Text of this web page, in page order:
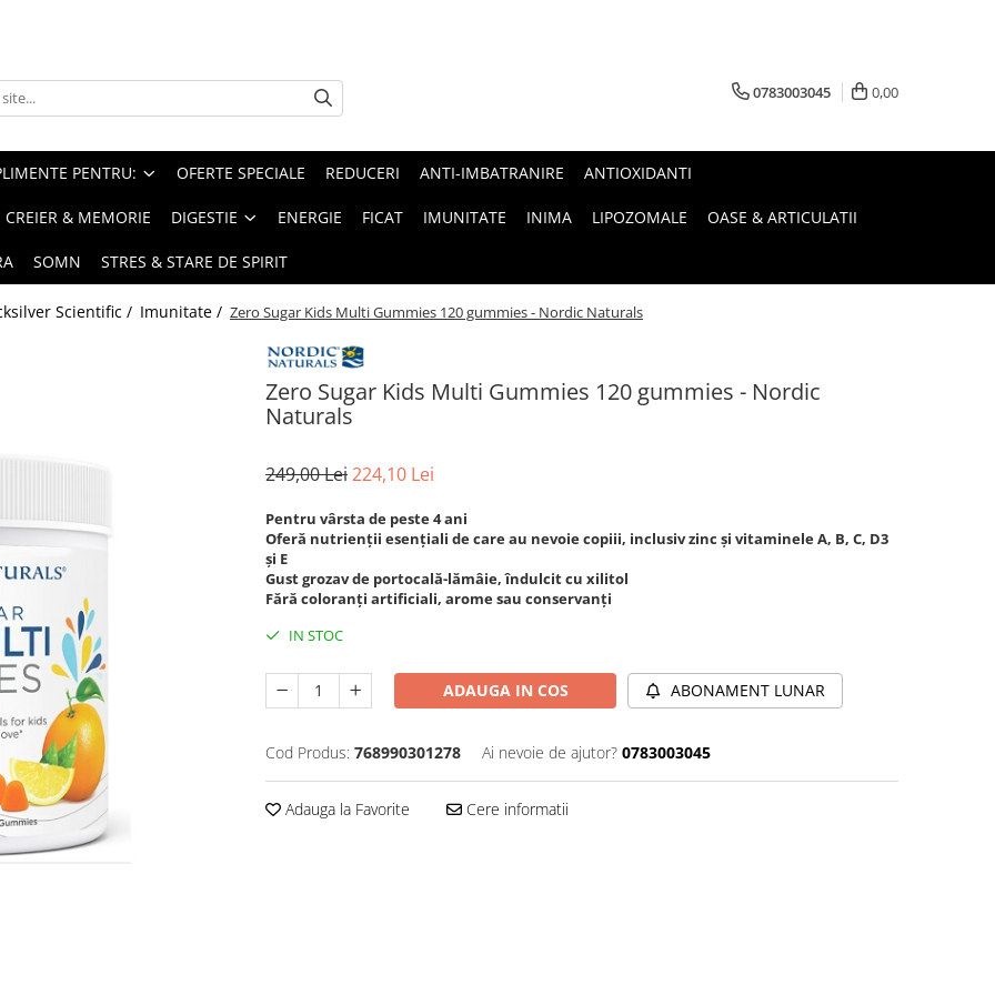
0783003045 0,00
PENTRU: OFERTE SPECIALE REDUCERI ANTI-IMBATRANIRE ANTIOXIDANTI
CREIER & MEMORIE DIGESTIE ENERGIE FICAT IMUNITATE INIMA LIPOZOMALE OASE & ARTICULATII
SOMN STRES & STARE DE SPIRIT
Scientific / Imunitate / Zero Sugar Kids Multi Gummies 120 gummies - Nordic Naturals
Zero Sugar Kids Multi Gummies 120 gummies - Nordic
Naturals
249,00 Lei224,10 Lei
Pentru vârsta de peste 4 ani
Oferă nutrienții esențiali de care au nevoie copiii, inclusiv zinc și vitaminele A, B, C, D3
și E
Gust grozav de portocală-lămâie, îndulcit cu xilitol
Fără coloranți artificiali, arome sau conservanți
IN STOC
ADAUGA IN COS ABONAMENT LUNAR
Cod Produs: 768990301278 Ai nevoie de ajutor? 0783003045
Adauga la Favorite Cere informatii